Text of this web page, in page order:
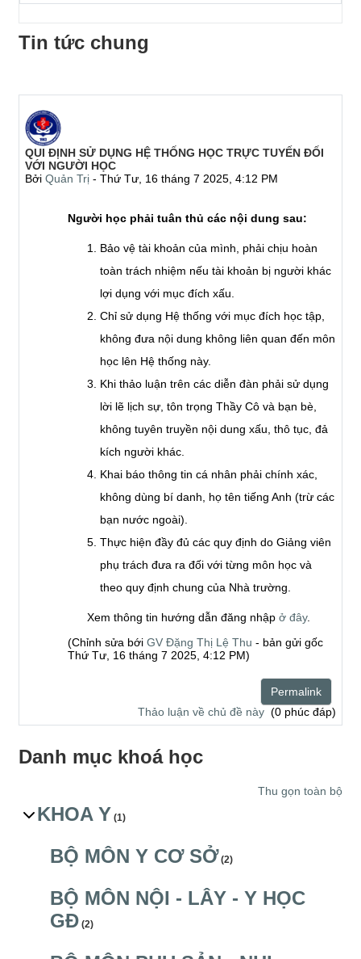
Tin tức chung
QUI ĐỊNH SỬ DỤNG HỆ THỐNG HỌC TRỰC TUYẾN ĐỐI
VỚI NGƯỜI HỌC
BởiQuản Trị -Thứ Tư, 16 tháng 7 2025, 4:12 PM
Người học phải tuân thủ các nội dung sau:
Bảo vệ tài khoản của mình, phải chịu hoàn
toàn trách nhiệm nếu tài khoản bị người khác
lợi dụng với mục đích xấu.
Chỉ sử dụng Hệ thống với mục đích học tập,
không đưa nội dung không liên quan đến môn
học lên Hệ thống này.
Khi thảo luận trên các diễn đàn phải sử dụng
lời lẽ lịch sự, tôn trọng Thầy Cô và bạn bè,
không tuyên truyền nội dung xấu, thô tục, đả
kích người khác.
Khai báo thông tin cá nhân phải chính xác,
không dùng bí danh, họ tên tiếng Anh (trừ các
bạn nước ngoài).
Thực hiện đầy đủ các quy định do Giảng viên
phụ trách đưa ra đối với từng môn học và
theo quy định chung của Nhà trường.
Xem thông tin hướng dẫn đăng nhập ở đây.
(Chỉnh sửa bới GV Đặng Thị Lệ Thu - bản gửi gốc
Thứ Tư, 16 tháng 7 2025, 4:12 PM)
Permalink
Thảo luận về chủ đề này (0 phúc đáp)
Danh mục khoá học
Thu gọn toàn bộ
KHOA Y (1)
BỘ MÔN Y CƠ SỞ (2)
BỘ MÔN NỘI - LÂY - Y HỌC
GĐ(2)